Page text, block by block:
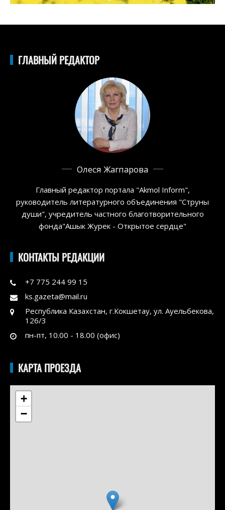
ГЛАВНЫЙ РЕДАКТОР
Олеся Жагпарова
Главный редактор портала "Akmol Inform",
руководитель литературного объединения "Струны
души", учредитель частного благотворительного
фонда"Ашык Журек - Открытое сердце"
КОНТАКТЫ РЕДАКЦИИ
+7 775 244 99 15
ks.gazeta@mail.ru
Республика Казахстан, г.Кокшетау, ул. Ауельбекова,
126/3
пн-пт, 10.00 - 18.00 (офис)
КАРТА ПРОЕЗДА
+
−